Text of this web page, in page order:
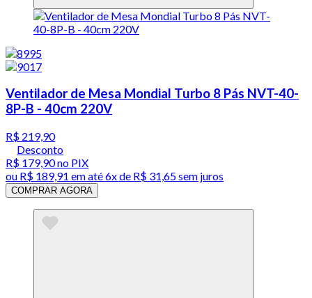
Ventilador de Mesa Mondial Turbo 8 Pás NVT-40-
8P-B - 40cm 220V
R$ 219,90
Desconto
R$ 179,90no PIX
ou R$ 189,91 em até6x de R$ 31,65 sem juros
COMPRAR AGORA